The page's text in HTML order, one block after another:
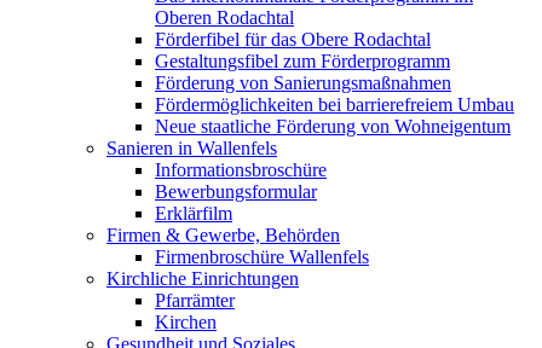
Oberen Rodachtal
Förderfibel für das Obere Rodachtal
Gestaltungsfibel zum Förderprogramm
Förderung von Sanierungsmaßnahmen
Fördermöglichkeiten bei barrierefreiem Umbau
Neue staatliche Förderung von Wohneigentum
Sanieren in Wallenfels
Informationsbroschüre
Bewerbungsformular
Erklärfilm
Firmen & Gewerbe, Behörden
Firmenbroschüre Wallenfels
Kirchliche Einrichtungen
Pfarrämter
Kirchen
Gesundheit und Soziales